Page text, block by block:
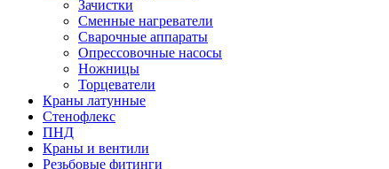
Зачистки
Сменные нагреватели
Сварочные аппараты
Опрессовочные насосы
Ножницы
Торцеватели
Краны латунные
Стенофлекс
ПНД
Краны и вентили
Резьбовые фитинги